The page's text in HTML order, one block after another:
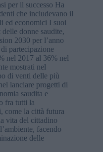
per il successo Ha
che includevano il
ed economici I suoi
donne saudite,
2030 per l’anno
partecipazione
nel 2017 al 36% nel
mostrati nel
di venti delle più
lanciare progetti di
saudita e
fra tutti la
come la città futura
vita del cittadino
facendo
delle